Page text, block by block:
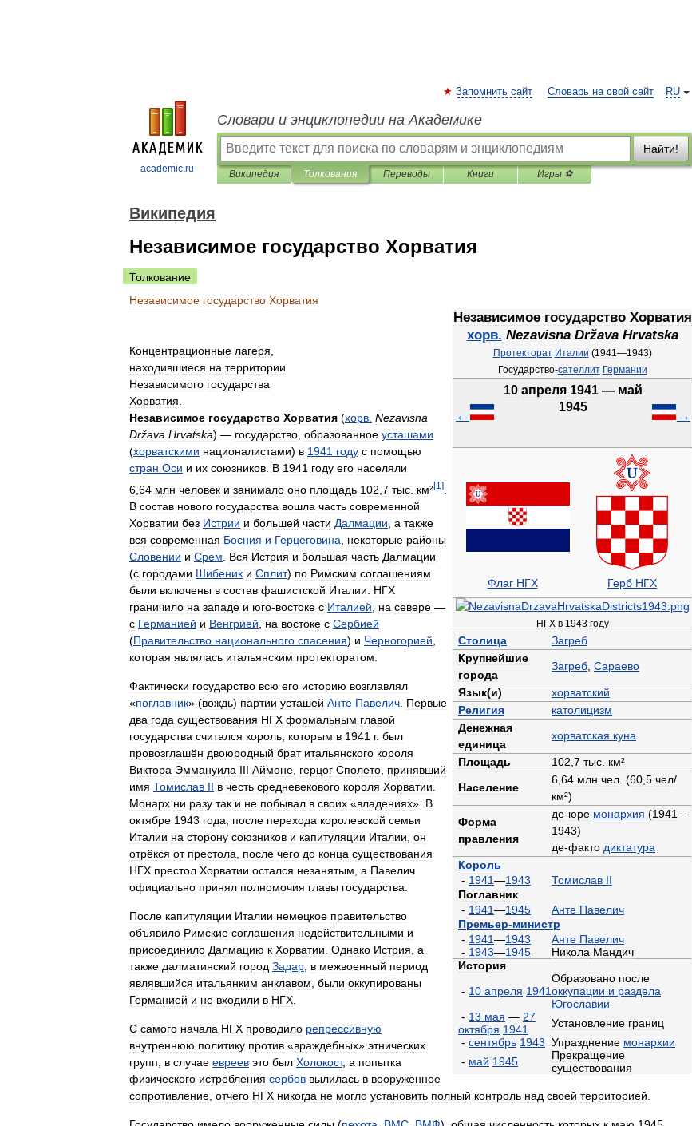
academic.ru
RU
Запомнить сайт Словарь на свой сайт
Словари и энциклопедии на Академике
Найти!
Википедия Толкования Переводы Книги Игры ⚽
Википедия
Независимое государство Хорватия
Толкование
Независимое государство Хорватия
Независимое государство Хорватия
хорв. Nezavisna Država Hrvatska
Протекторат Италии (1941 —1943)
Государство-сателлит Германии
←
10 апреля 1941— май
1945
→
Флаг НГХ Герб НГХ
НГХ в 1943 году
Столица
Загреб
Крупнейшие
города
Загреб Сараево
Язык(и)
хорватский
Религия
католицизм
Денежная
единица
хорватская куна
Площадь 102 7 тыс км²
Население
6 64 млн чел . (60 5 чел/
км²)
Форма
правления
де-юре монархия (1941—
1943)
де-факто диктатура
Король
- 1941—1943 Томислав II
Поглавник
- 1941—1945 Анте Павелич
Премьер-министр
- 1941—1943 Анте Павелич
- 1943—1945 Никола Мандич
История
- 10 апреля 1941
Образовано после
оккупации и раздела
Югославии
- 13 мая — 27
октября 1941 Установление границ
- сентябрь 1943 Упразднение монархии
- май 1945
Прекращение
существования
Концентрационные лагеря
находившиеся на территории
Независимого государства
Хорватия
Независимое государство Хорватия (хорв Nezavisna
Država Hrvatska) — государство образованное усташами
(хорватскими националистами) в 1941 году с помощью
стран Оси и их союзников В 1941 году его населяли
6 64 млн человек и занимало оно площадь 102 7 тыс км²[1 ]
В состав нового государства вошла часть современной
Хорватии без Истрии и большей части Далмации а также
вся современная Босния и Герцеговина некоторые районы
Словении и Срем Вся Истрия и большая часть Далмации
(с городами Шибеник и Сплит) по Римским соглашениям
были включены в состав фашистской Италии
НГХ
граничило на западе и юго-востоке с Италией на севере —
с Германией и Венгрией на востоке с Сербией
(Правительство национального спасения) и Черногорией
которая являлась итальянским протекторатом
Фактически государство всю его историю возглавлял
«поглавник» (вождь) партии усташей Анте Павелич Первые
два года существования НГХ формальным главой
государства считался король которым в 1941 г. был
провозглашён двоюродный брат итальянского короля
Виктора Эммануила III Аймоне герцог Сполето принявший
имя Томислав II в честь средневекового короля Хорватии
Монарх ни разу так и не побывал в своих «владениях». В
октябре 1943 года после перехода королевской семьи
Италии на сторону союзников и капитуляции Италии он
отрёкся от престола после чего до конца существования
НГХ престол Хорватии остался незанятым а Павелич
официально принял полномочия главы государства
После капитуляции Италии немецкое правительство
объявило Римские соглашения недействительными и
присоединило Далмацию к Хорватии Однако Истрия а
также далматинский город Задар в межвоенный период
являвшийся итальянким анклавом были оккупированы
Германией и не входили в НГХ
С самого начала НГХ проводило репрессивную
внутреннюю политику против «враждебных» этнических
групп
в случае евреев это был Холокост, а попытка
физического истребления сербов вылилась в вооружённое
сопротивление отчего НГХ никогда не могло установить полный контроль над своей территорией